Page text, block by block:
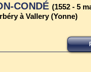
CONDÉ (1552 - 5
à Vallery (Yonne)